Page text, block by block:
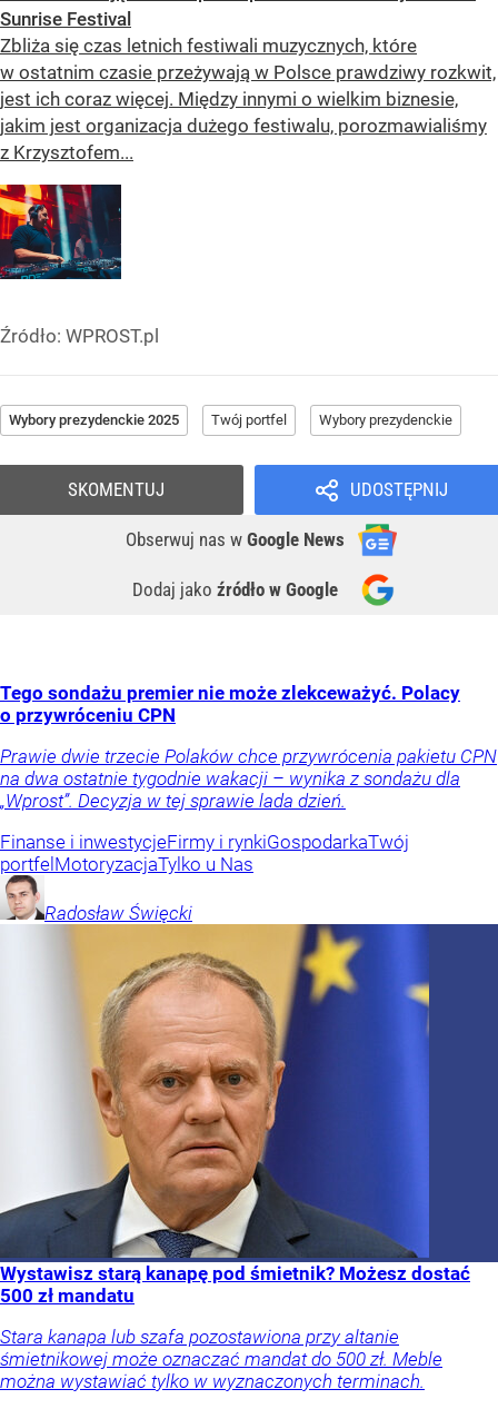
Sunrise Festival
Zbliża się czas letnich festiwali muzycznych, które
w ostatnim czasie przeżywają w Polsce prawdziwy rozkwit,
jest ich coraz więcej. Między innymi o wielkim biznesie,
jakim jest organizacja dużego festiwalu, porozmawialiśmy
z Krzysztofem...
Źródło: WPROST.pl
Wybory prezydenckie 2025 Twój portfel Wybory prezydenckie
UDOSTĘPNIJ
Obserwuj nas w Google News
Dodaj jako źródło w Google
SKOMENTUJ
Tego sondażu premier nie może zlekceważyć. Polacy
o przywróceniu CPN
Prawie dwie trzecie Polaków chce przywrócenia pakietu CPN
na dwa ostatnie tygodnie wakacji – wynika z sondażu dla
„Wprost”. Decyzja w tej sprawie lada dzień.
Finanse i inwestycjeFirmy i rynkiGospodarkaTwój
portfelMotoryzacjaTylko u Nas
Radosław Święcki
Wystawisz starą kanapę pod śmietnik? Możesz dostać
500 zł mandatu
Stara kanapa lub szafa pozostawiona przy altanie
śmietnikowej może oznaczać mandat do 500 zł. Meble
można wystawiać tylko w wyznaczonych terminach.